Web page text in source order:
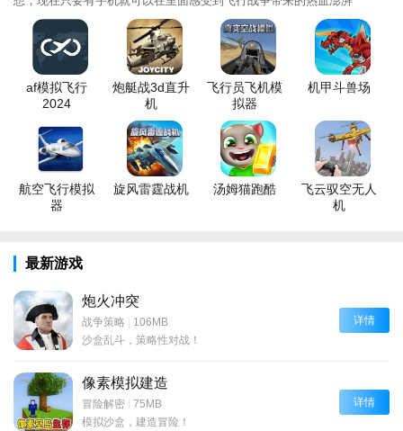
af模拟飞行
2024
炮艇战3d直升
机
飞行员飞机模
拟器
机甲斗兽场
航空飞行模拟
器
旋风雷霆战机 汤姆猫跑酷
飞云驭空无人
机
最新游戏
炮火冲突
战争策略 | 106MB
沙盒乱斗，策略性对战！
详情
像素模拟建造
冒险解密 | 75MB
模拟沙盒，建造冒险！
详情